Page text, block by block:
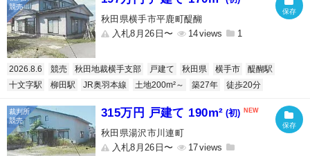
秋田県横手市平鹿町醍醐
入札8月26日〜
14 1
2026.8.6 競売 秋田地裁横手支部 戸建て 秋田県 横手市
醍醐駅
十文字駅
柳田駅 JR奥羽本線 土地200m²～ 築27年 徒歩20分
315万円 戸建て 190m² (初)
秋田県湯沢市川連町
入札8月26日〜
17